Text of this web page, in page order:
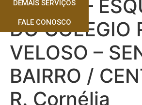
DEMAIS SERVIÇOS
FALE CONOSCO
SOUZA –
DO COLEGIO
VELOSO –
BAIRRO /
R. Cornélia